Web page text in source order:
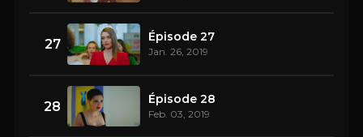
27 Épisode 27
Jan. 26, 2019
28 Épisode 28
Feb. 03, 2019